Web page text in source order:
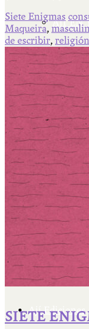
AJÍ EN
Feria
Ají Ediciones
Siete Enigmas
Maqueira,
de escribir, religión
SIETE